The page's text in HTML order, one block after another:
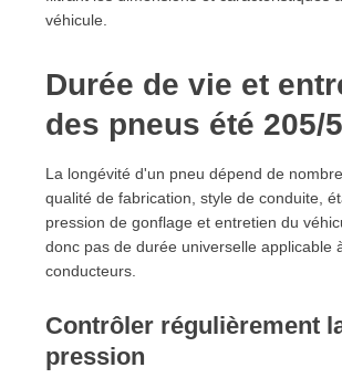
véhicule.
Durée de vie et
des pneus été 205/
La longévité d'un pneu dépend de
qualité de fabrication, style de conduite,
pression de gonflage et entretien du
donc pas de durée universelle applicable
conducteurs.
Contrôler régulièrement
pression